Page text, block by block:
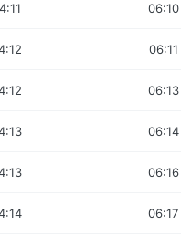
06:10
06:11
06:13
06:14
06:16
06:17